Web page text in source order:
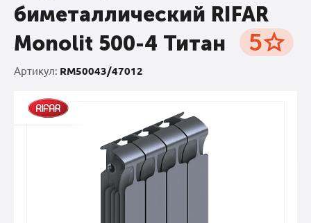
биметаллический RIFAR
Monolit 500-4 Титан
5
Артикул: RM50043/47012